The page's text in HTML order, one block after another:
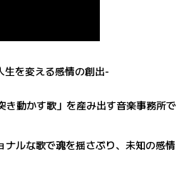
を変える感情の創出-
き動かす歌」を産み出す音楽事務所で
ナルな歌で魂を揺さぶり、未知の感情